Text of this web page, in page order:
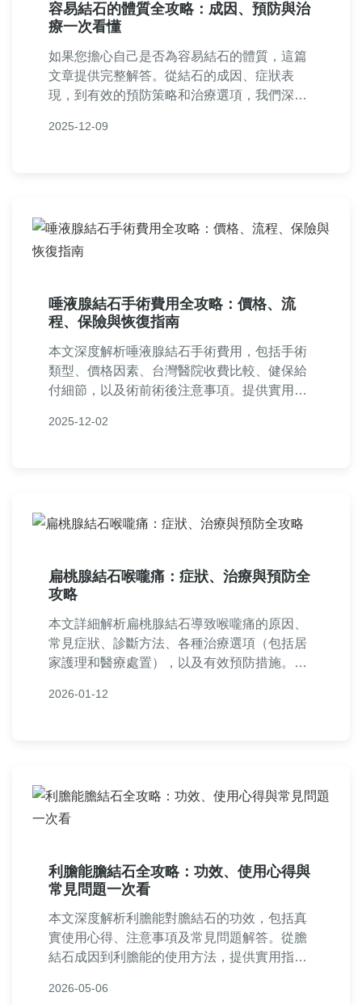
容易結石的體質全攻略：成因、預防與治
療一次看懂
如果您擔心自己是否為容易結石的體質，這篇
文章提供完整解答。從結石的成因、症狀表
現，到有效的預防策略和治療選項，我們深入
風險。內容包含實用建議、個人經驗分享和常
2025-12-09
唾液腺結石手術費用全攻略：價格、流
程、保險與恢復指南
本文深度解析唾液腺結石手術費用，包括手術
類型、價格因素、台灣醫院收費比較、健保給
付細節，以及術前術後注意事項。提供實用問
決策要點，解決所有相關疑問。
2025-12-02
扁桃腺結石喉嚨痛：症狀、治療與預防全
攻略
本文詳細解析扁桃腺結石導致喉嚨痛的原因、
常見症狀、診斷方法、各種治療選項（包括居
家護理和醫療處置），以及有效預防措施。文
石喉嚨痛的困擾，並提供個人經驗分享，讓您
2026-01-12
利膽能膽結石全攻略：功效、使用心得與
常見問題一次看
本文深度解析利膽能對膽結石的功效，包括真
實使用心得、注意事項及常見問題解答。從膽
結石成因到利膽能的使用方法，提供實用指
知識，適合有膽結石困擾的讀者參考。
2026-05-06